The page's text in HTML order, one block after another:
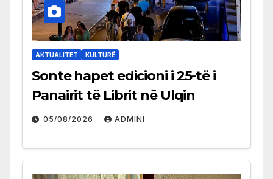
AKTUALITET KULTURË
Sonte hapet edicioni i 25-të i
Panairit të Librit në Ulqin
05/08/2026 ADMINI